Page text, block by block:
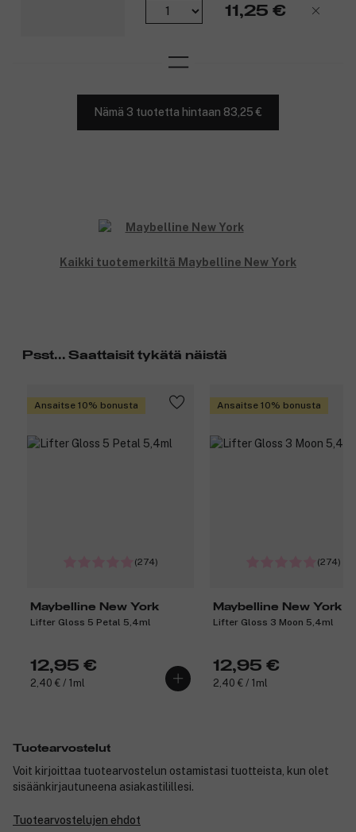
11,25 €
Nämä 3 tuotetta hintaan 83,25 €
Kaikki tuotemerkiltä Maybelline New York
Psst... Saattaisit tykätä näistä
Ansaitse 10% bonusta
(274)
Maybelline New York
Lifter Gloss 5 Petal 5,4ml
12,95 €
2,40 € / 1ml
Ansaitse 10% bonusta
(274)
Maybelline New York
Lifter Gloss 3 Moon 5,4ml
12,95 €
2,40 € / 1ml
Tuotearvostelut
Voit kirjoittaa tuotearvostelun ostamistasi tuotteista, kun olet
sisäänkirjautuneena asiakastilillesi.
Tuotearvostelujen ehdot